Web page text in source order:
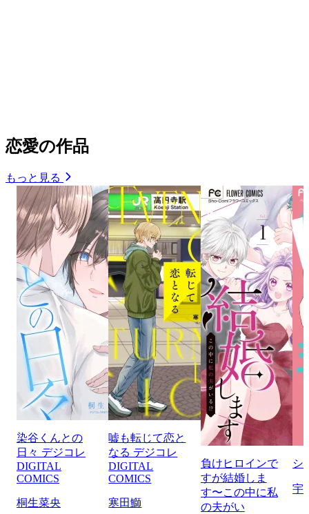
恋愛の作品
もっと見る
染谷くんとの
日々 デジコレ
DIGITAL
COMICS
桐生菜央
嘘も転じて恋と
なる デジコレ
DIGITAL
COMICS
寒田鰤
負けヒロインで
すが結婚しま
す〜この中に私
の夫がい
シ
宇